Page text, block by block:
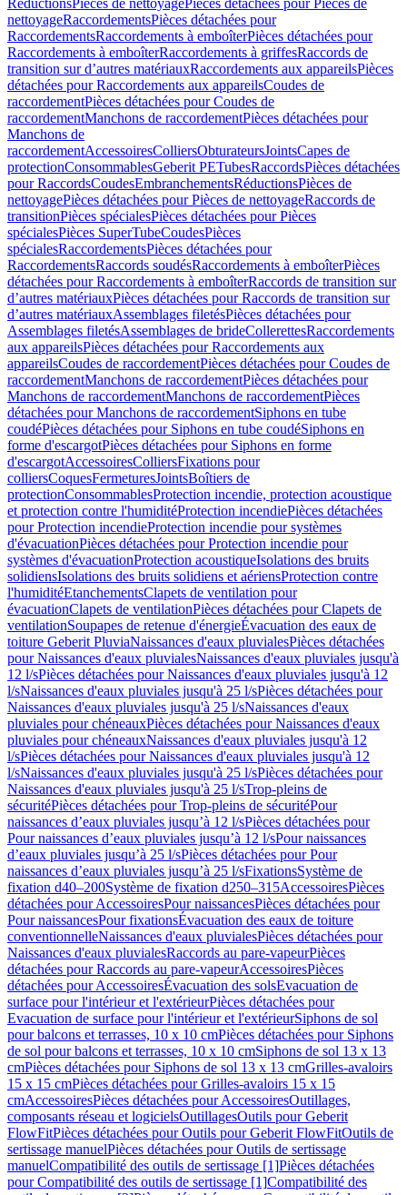
RéductionsPièces de nettoyagePièces détachées pour Pièces de
nettoyageRaccordementsPièces détachées pour
RaccordementsRaccordements à emboîterPièces détachées pour
Raccordements à emboîterRaccordements à griffesRaccords de
transition sur d’autres matériauxRaccordements aux appareilsPièces
détachées pour Raccordements aux appareilsCoudes de
raccordementPièces détachées pour Coudes de
raccordementManchons de raccordementPièces détachées pour
Manchons de
raccordementAccessoiresColliersObturateursJointsCapes de
protectionConsommablesGeberit PETubesRaccordsPièces détachées
pour RaccordsCoudesEmbranchementsRéductionsPièces de
nettoyagePièces détachées pour Pièces de nettoyageRaccords de
transitionPièces spécialesPièces détachées pour Pièces
spécialesPièces SuperTubeCoudesPièces
spécialesRaccordementsPièces détachées pour
RaccordementsRaccords soudésRaccordements à emboîterPièces
détachées pour Raccordements à emboîterRaccords de transition sur
d’autres matériauxPièces détachées pour Raccords de transition sur
d’autres matériauxAssemblages filetésPièces détachées pour
Assemblages filetésAssemblages de brideCollerettesRaccordements
aux appareilsPièces détachées pour Raccordements aux
appareilsCoudes de raccordementPièces détachées pour Coudes de
raccordementManchons de raccordementPièces détachées pour
Manchons de raccordementManchons de raccordementPièces
détachées pour Manchons de raccordementSiphons en tube
coudéPièces détachées pour Siphons en tube coudéSiphons en
forme d'escargotPièces détachées pour Siphons en forme
d'escargotAccessoiresColliersFixations pour
colliersCoquesFermeturesJointsBoîtiers de
protectionConsommablesProtection incendie, protection acoustique
et protection contre l'humiditéProtection incendiePièces détachées
pour Protection incendieProtection incendie pour systèmes
d'évacuationPièces détachées pour Protection incendie pour
systèmes d'évacuationProtection acoustiqueIsolations des bruits
solidiensIsolations des bruits solidiens et aériensProtection contre
l'humiditéEtanchementsClapets de ventilation pour
évacuationClapets de ventilationPièces détachées pour Clapets de
ventilationSoupapes de retenue d'énergieÉvacuation des eaux de
toiture Geberit PluviaNaissances d'eaux pluvialesPièces détachées
pour Naissances d'eaux pluvialesNaissances d'eaux pluviales jusqu'à
12 l/sPièces détachées pour Naissances d'eaux pluviales jusqu'à 12
l/sNaissances d'eaux pluviales jusqu'à 25 l/sPièces détachées pour
Naissances d'eaux pluviales jusqu'à 25 l/sNaissances d'eaux
pluviales pour chéneauxPièces détachées pour Naissances d'eaux
pluviales pour chéneauxNaissances d'eaux pluviales jusqu'à 12
l/sPièces détachées pour Naissances d'eaux pluviales jusqu'à 12
l/sNaissances d'eaux pluviales jusqu'à 25 l/sPièces détachées pour
Naissances d'eaux pluviales jusqu'à 25 l/sTrop-pleins de
sécuritéPièces détachées pour Trop-pleins de sécuritéPour
naissances d’eaux pluviales jusqu’à 12 l/sPièces détachées pour
Pour naissances d’eaux pluviales jusqu’à 12 l/sPour naissances
d’eaux pluviales jusqu’à 25 l/sPièces détachées pour Pour
naissances d’eaux pluviales jusqu’à 25 l/sFixationsSystème de
fixation d40–200Système de fixation d250–315AccessoiresPièces
détachées pour AccessoiresPour naissancesPièces détachées pour
Pour naissancesPour fixationsÉvacuation des eaux de toiture
conventionnelleNaissances d'eaux pluvialesPièces détachées pour
Naissances d'eaux pluvialesRaccords au pare-vapeurPièces
détachées pour Raccords au pare-vapeurAccessoiresPièces
détachées pour AccessoiresÉvacuation des solsEvacuation de
surface pour l'intérieur et l'extérieurPièces détachées pour
Evacuation de surface pour l'intérieur et l'extérieurSiphons de sol
pour balcons et terrasses, 10 x 10 cmPièces détachées pour Siphons
de sol pour balcons et terrasses, 10 x 10 cmSiphons de sol 13 x 13
cmPièces détachées pour Siphons de sol 13 x 13 cmGrilles-avaloirs
15 x 15 cmPièces détachées pour Grilles-avaloirs 15 x 15
cmAccessoiresPièces détachées pour AccessoiresOutillages,
composants réseau et logicielsOutillagesOutils pour Geberit
FlowFitPièces détachées pour Outils pour Geberit FlowFitOutils de
sertissage manuelPièces détachées pour Outils de sertissage
manuelCompatibilité des outils de sertissage [1]Pièces détachées
pour Compatibilité des outils de sertissage [1]Compatibilité des